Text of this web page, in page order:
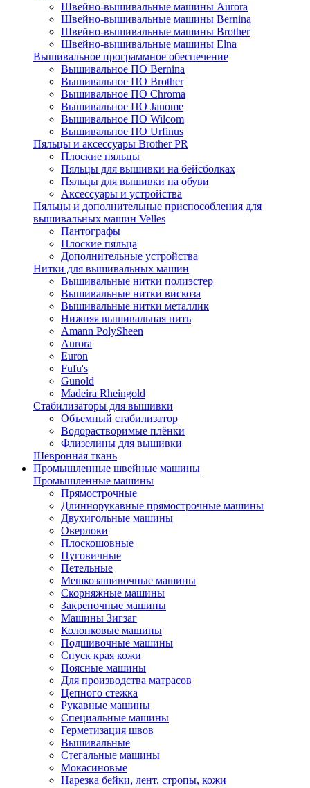
Швейно-вышивальные машины Aurora
Швейно-вышивальные машины Bernina
Швейно-вышивальные машины Brother
Швейно-вышивальные машины Elna
Вышивальное программное обеспечение
Вышивальное ПО Bernina
Вышивальное ПО Brother
Вышивальное ПО Chroma
Вышивальное ПО Janome
Вышивальное ПО Wilcom
Вышивальное ПО Urfinus
Пяльцы и аксессуары Brother PR
Плоские пяльцы
Пяльцы для вышивки на бейсболках
Пяльцы для вышивки на обуви
Аксессуары и устройства
Пяльцы и дополнительные приспособления для
вышивальных машин Velles
Пантографы
Плоские пяльца
Дополнительные устройства
Нитки для вышивальных машин
Вышивальные нитки полиэстер
Вышивальные нитки вискоза
Вышивальные нитки металлик
Нижняя вышивальная нить
Amann PolySheen
Aurora
Euron
Fufu's
Gunold
Madeira Rheingold
Стабилизаторы для вышивки
Объемный стабилизатор
Водорастворимые плёнки
Флизелины для вышивки
Шевронная ткань
Промышленные швейные машины
Промышленные машины
Прямострочные
Длиннорукавные прямострочные машины
Двухигольные машины
Оверлоки
Плоскошовные
Пуговичные
Петельные
Мешкозашивочные машины
Скорняжные машины
Закрепочные машины
Машины Зигзаг
Колонковые машины
Подшивочные машины
Спуск края кожи
Поясные машины
Для производства матрасов
Цепного стежка
Рукавные машины
Специальные машины
Герметизация швов
Вышивальные
Стегальные машины
Мокасиновые
Нарезка бейки, лент, стропы, кожи